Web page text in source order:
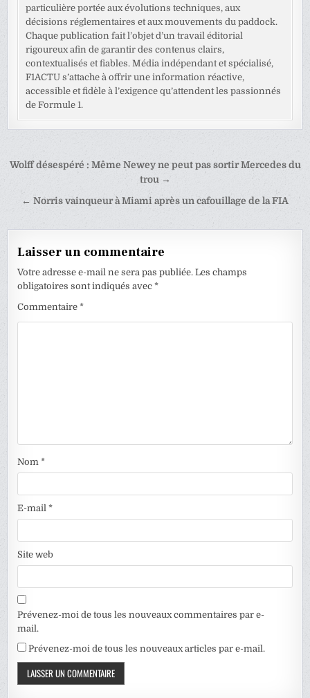
particulière portée aux évolutions techniques, aux
décisions réglementaires et aux mouvements du paddock.
Chaque publication fait l’objet d’un travail éditorial
rigoureux afin de garantir des contenus clairs,
contextualisés et fiables. Média indépendant et spécialisé,
F1ACTU s’attache à offrir une information réactive,
accessible et fidèle à l’exigence qu’attendent les passionnés
de Formule 1.
Navigation
l’article
Wolff désespéré : Même Newey ne peut pas sortir Mercedes du
trou →
← Norris vainqueur à Miami après un cafouillage de la FIA
Laisser un commentaire
Votre adresse e-mail ne sera pas publiée. Les champs
obligatoires sont indiqués avec*
Commentaire*
Nom*
E-mail*
Site web
Prévenez-moi de tous les nouveaux commentaires par e-
mail.
Prévenez-moi de tous les nouveaux articles par e-mail.